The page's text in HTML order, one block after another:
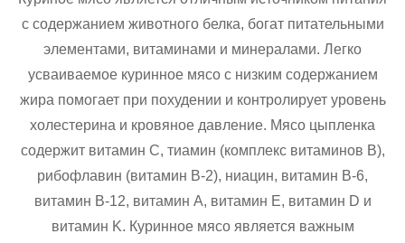
с содержанием животного белка, богат питательными
элементами, витаминами и минералами. Легко
усваиваемое куринное мясо с низким содержанием
жира помогает при похудении и контролирует уровень
холестерина и кровяное давление. Мясо цыпленка
содержит витамин C, тиамин (комплекс витаминов B),
рибофлавин (витамин B-2), ниацин, витамин B-6,
витамин B-12, витамин A, витамин E, витамин D и
витамин K. Куринное мясо является важным